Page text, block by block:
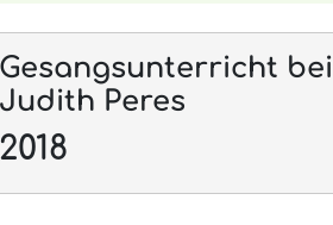
Gesangsunterricht bei
Judith Peres
2018